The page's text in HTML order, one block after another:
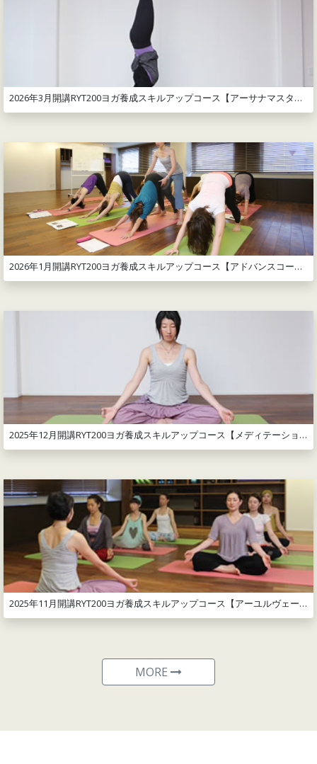
2026年3月開講RYT200ヨガ養成スキルアップコース【アーサナマスターコース】
2026年1月開講RYT200ヨガ養成スキルアップコース【アドバンスコース】
2025年12月開講RYT200ヨガ養成スキルアップコース【メディテーションコース】
2025年11月開講RYT200ヨガ養成スキルアップコース【アーユルヴェーダコース】
MORE